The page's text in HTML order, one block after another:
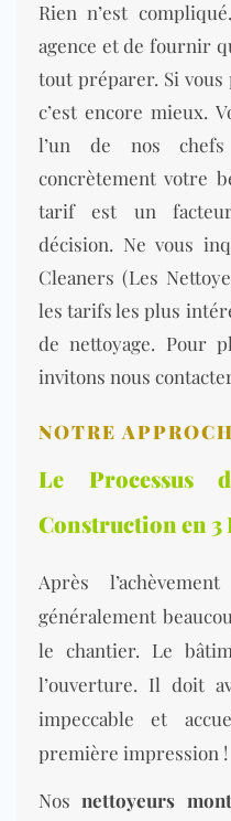
Rien n’est
agence et de fournir
tout préparer. Si
c’est encore mieux.
l’un de nos
concrètement votre
tarif est un
décision. Ne vous
Cleaners (Les
les tarifs les plus
de nettoyage. Pour
invitons nous
NOTRE
Le Processus
Construction en 3
Après
généralement
le chantier. Le bâ
l’ouverture. Il doit
impeccable et
première impression !
Nosnettoyeurs